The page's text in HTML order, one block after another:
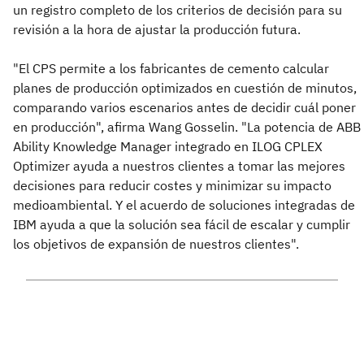
un registro completo de los criterios de decisión para su
revisión a la hora de ajustar la producción futura.
"El CPS permite a los fabricantes de cemento calcular
planes de producción optimizados en cuestión de minutos,
comparando varios escenarios antes de decidir cuál poner
en producción", afirma Wang Gosselin. "La potencia de ABB
Ability Knowledge Manager integrado en ILOG CPLEX
Optimizer ayuda a nuestros clientes a tomar las mejores
decisiones para reducir costes y minimizar su impacto
medioambiental. Y el acuerdo de soluciones integradas de
IBM ayuda a que la solución sea fácil de escalar y cumplir
los objetivos de expansión de nuestros clientes".